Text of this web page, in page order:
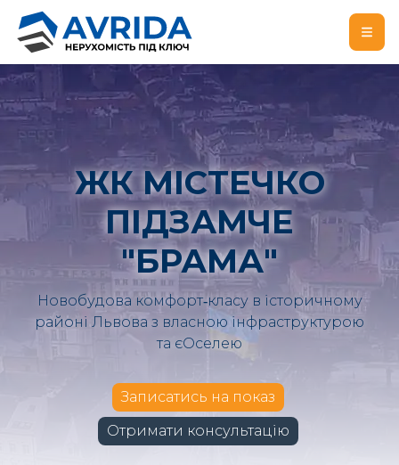
ЖК МІСТЕЧКО
ПІДЗАМЧЕ
"БРАМА"
Новобудова комфорт‑класу в історичному
районі Львова з власною інфраструктурою
та єОселею
Записатись на показ
Отримати консультацію